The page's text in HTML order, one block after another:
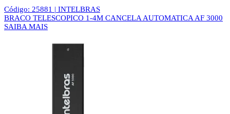
Código: 25881 | INTELBRAS
BRACO TELESCOPICO 1-4M CANCELA AUTOMATICA AF 3000
SAIBA MAIS